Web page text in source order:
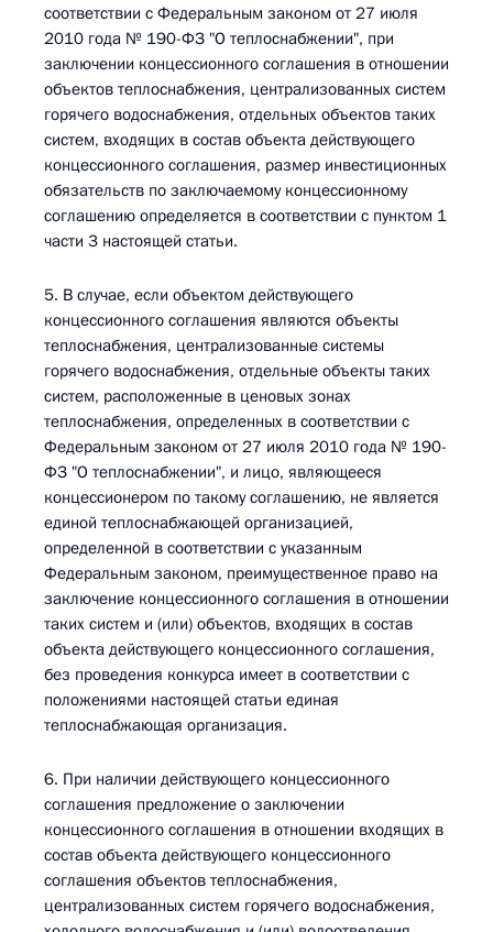
соответствии с Федеральным законом от 27 июля
2010 года № 190-ФЗ "О теплоснабжении", при
заключении концессионного соглашения в отношении
объектов теплоснабжения, централизованных систем
горячего водоснабжения, отдельных объектов таких
систем, входящих в состав объекта действующего
концессионного соглашения, размер инвестиционных
обязательств по заключаемому концессионному
соглашению определяется в соответствии с пунктом 1
части 3 настоящей статьи.
5. В случае, если объектом действующего
концессионного соглашения являются объекты
теплоснабжения, централизованные системы
горячего водоснабжения, отдельные объекты таких
систем, расположенные в ценовых зонах
теплоснабжения, определенных в соответствии с
Федеральным законом от 27 июля 2010 года № 190-
ФЗ "О теплоснабжении", и лицо, являющееся
концессионером по такому соглашению, не является
единой теплоснабжающей организацией,
определенной в соответствии с указанным
Федеральным законом, преимущественное право на
заключение концессионного соглашения в отношении
таких систем и (или) объектов, входящих в состав
объекта действующего концессионного соглашения,
без проведения конкурса имеет в соответствии с
положениями настоящей статьи единая
теплоснабжающая организация.
6. При наличии действующего концессионного
соглашения предложение о заключении
концессионного соглашения в отношении входящих в
состав объекта действующего концессионного
соглашения объектов теплоснабжения,
централизованных систем горячего водоснабжения,